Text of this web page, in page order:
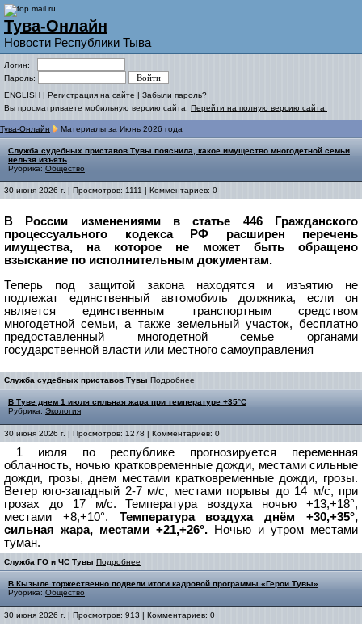
Тува-Онлайн
Новости Республики Тыва
Логин:
Пароль:
ENGLISH | Регистрация на сайте | Забыли пароль?
Вы просматриваете мобильную версию сайта. Перейти на полную версию сайта.
Тува-Онлайн Материалы за Июнь 2026 года
Служба судебных приставов Тувы пояснила, какое имущество многодетной семьи
нельзя изъять
Рубрика: Общество
30 июня 2026 г. | Просмотров: 1111 | Комментариев: 0
В России изменениями в статье 446 Гражданского
процессуального кодекса РФ расширен перечень
имущества, на которое не может быть обращено
взыскание по исполнительным документам.
Теперь под защитой закона находятся и изъятию не
подлежат единственный автомобиль должника, если он
является единственным транспортным средством
многодетной семьи, а также земельный участок, бесплатно
предоставленный многодетной семье органами
государственной власти или местного самоуправления
Служба судебных приставов Тувы Подробнее
В Туве днем 1 июля сильная жара при температуре +35°С
Рубрика: Экология
30 июня 2026 г. | Просмотров: 1278 | Комментариев: 0
1 июля по республике прогнозируется переменная
облачность, ночью кратковременные дожди, местами сильные
дожди, грозы, днем местами кратковременные дожди, грозы.
Ветер юго-западный 2-7 м/с, местами порывы до 14 м/с, при
грозах до 17 м/с.Температура воздуха ночью +13,+18°,
местами +8,+10°.
Температура воздуха днём +30,+35°,
сильная жара, местами +21,+26°.
Ночью и утром местами
туман.
Служба ГО и ЧС Тувы Подробнее
В Кызыле торжественно подвели итоги кадровой программы «Герои Тувы»
Рубрика: Общество
30 июня 2026 г. | Просмотров: 913 | Комментариев: 0